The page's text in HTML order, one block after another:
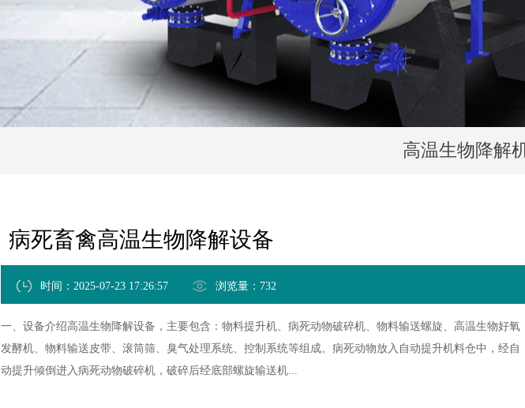
高温生物降解
病死畜禽高温生物降解设备
时间：2025-07-23 17:26:57 浏览量：732
一、设备介绍高温生物降解设备，主要包含：物料提升机、病死动物破碎机、物料输送螺旋、高温生物好氧
发酵机、物料输送皮带、滚筒筛、臭气处理系统、控制系统等组成。病死动物放入自动提升机料仓中，经自
动提升倾倒进入病死动物破碎机，破碎后经底部螺旋输送机...